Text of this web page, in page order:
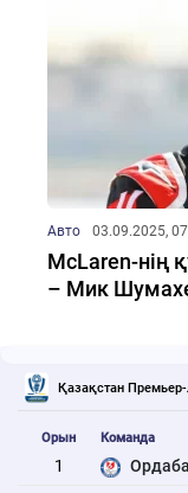
Авто 03.09.2025,
McLaren-нің
– Мик
Қазақстан
Орын Команда
1